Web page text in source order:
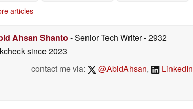
articles
Ahsan Shanto - Senior Tech Writer- 2932
since 2023
contact me via:
@AbidAhsan, LinkedIn